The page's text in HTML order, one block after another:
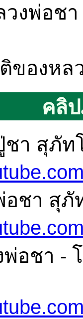
งพ่อชา
ของหล
คลิ
า สุภัท
ชา สุภั
พ่อชา -